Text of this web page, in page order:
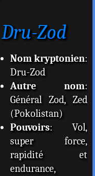
Dru-Zod
Nom kryptonien:
Dru-Zod
Autre nom:
Général Zod, Zed
(Pokolistan)
Pouvoirs: Vol,
super force,
rapidité et
endurance,